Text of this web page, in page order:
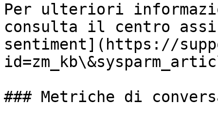
Per ulteriori
consulta il centro
sentiment](https://
### Metriche di